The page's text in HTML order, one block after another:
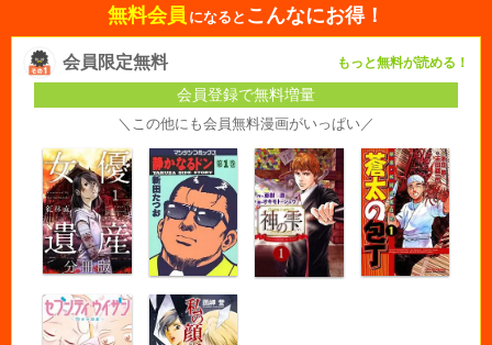
無料会員 になると こんなにお得！
会員限定無料 もっと無料が読める！
会員登録で無料増量
＼この他にも会員無料漫画がいっぱい／